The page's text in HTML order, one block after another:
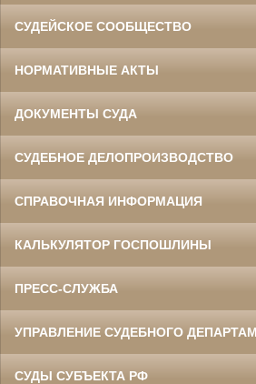
СУДЕЙСКОЕ СООБЩЕСТВО
НОРМАТИВНЫЕ АКТЫ
ДОКУМЕНТЫ СУДА
СУДЕБНОЕ ДЕЛОПРОИЗВОДСТВО
СПРАВОЧНАЯ ИНФОРМАЦИЯ
КАЛЬКУЛЯТОР ГОСПОШЛИНЫ
ПРЕСС-СЛУЖБА
УПРАВЛЕНИЕ СУДЕБНОГО
СУДЫ СУБЪЕКТА РФ